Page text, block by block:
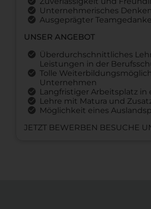
Unternehmerisches
Ausgeprägter Teamgedanke
UNSER ANGEBOT
Überdurchschnittliches
Leistungen in der
Tolle
Unternehmen
Langfristiger Arbeitsplatz
Lehre mit Matura und
Möglichkeit eines
JETZT BEWERBEN BESUCHE